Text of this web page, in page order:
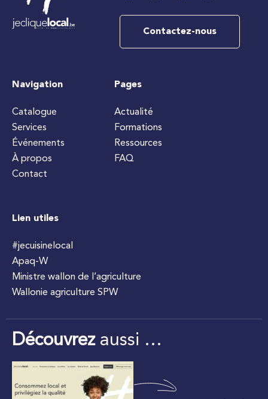
Contactez-nous
Navigation
Catalogue
Services
Événements
À propos
Contact
Pages
Actualité
Formations
Ressources
FAQ
Lien utiles
#jecuisinelocal
Apaq-W
Ministre wallon de l’agriculture
Wallonie agriculture SPW
Découvrezaussi …